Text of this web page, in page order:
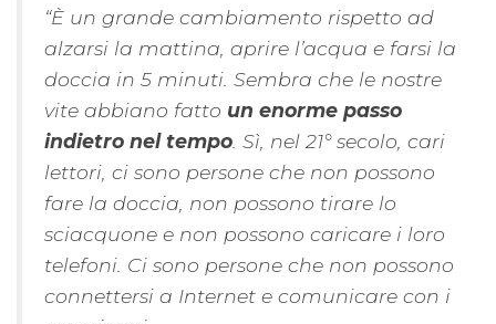
“È un grande cambiamento rispetto ad
alzarsi la mattina, aprire l’acqua e farsi la
doccia in 5 minuti. Sembra che le nostre
vite abbiano fatto un enorme passo
indietro nel tempo . Sì, nel 21° secolo, cari
lettori, ci sono persone che non possono
fare la doccia, non possono tirare lo
sciacquone e non possono caricare i loro
telefoni. Ci sono persone che non possono
connettersi a Internet e comunicare con i